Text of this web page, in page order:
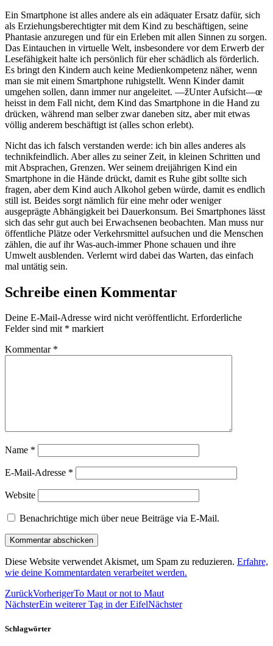
Ein Smartphone ist alles andere als ein adäquater Ersatz dafür, sich
als Erziehungsberechtigter mit dem Kind zu beschäftigen, seine
Phantasie anzuregen und für ein Erleben mit allen Sinnen zu sorgen.
Das Eintauchen in virtuelle Welt, insbesondere vor dem Erwerb der
Lesefähigkeit halte ich persönlich für eher schädlich als förderlich.
Es bringt den Kindern auch keine Medienkompetenz näher, wenn
man sie mit einem Smartphone ruhigstellt. Wenn Kinder damit
umgehen sollen, dann immer nur angeleitet. —žUnter Aufsicht—œ
heisst in dem Fall nicht, dem Kind das Smartphone in die Hand zu
drücken, während man selber zwar daneben sitz, aber mit etwas
völlig anderem beschäftigt ist (alles schon erlebt).
Nicht das ich falsch verstanden werde: ich bin alles anderes als
technikfeindlich. Aber alles zu seiner Zeit, in kleinen Schritten und
mit Absprachen, Grenzen. Wer seinem dreijährigen Kind ein
Smartphone in die Hände drückt, damit es Ruhe gibt sollte sich
fragen, aber dem Kind auch Alkohol geben würde, damit es endlich
still ist. Beides sorgt nämlich für eine mehr oder weniger
ausgeprägte Abhängigkeit bei Dauerkonsum. Bei Smartphones lässt
sich das sehr gut auch bei Erwachsenen beobachten. Man muss nur
öffentliche Plätze oder Verkehrsmittel aufsuchen und die Menschen
zählen, die auf ihr Was-auch-immer Phone schauen und ihre
Umwelt ausblenden. Verlernt wird dabei das Warten, das einfach
mal untätig sein.
Schreibe einen Kommentar
Deine E-Mail-Adresse wird nicht veröffentlicht. Erforderliche
Felder sind mit * markiert
Kommentar *
Name *
E-Mail-Adresse *
Website
Benachrichtige mich über neue Beiträge via E-Mail.
Diese Website verwendet Akismet, um Spam zu reduzieren. Erfahre,
wie deine Kommentardaten verarbeitet werden.
ZurückVorherigerTo Maut or not to Maut
NächsterEin weiterer Tag in der EifelNächster
Schlagwörter